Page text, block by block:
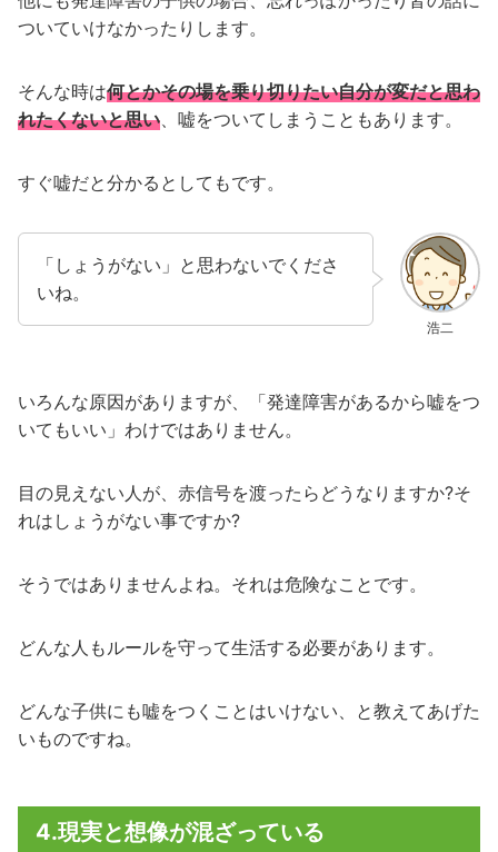
ついていけなかったりします。
そんな時は何とかその場を乗り切りたい自分が変だと思わ
れたくないと思い、嘘をついてしまうこともあります。
すぐ嘘だと分かるとしてもです。
浩二
「しょうがない」と思わないでくださ
いね。
いろんな原因がありますが、「発達障害があるから嘘をつ
いてもいい」わけではありません。
目の見えない人が、赤信号を渡ったらどうなりますか?そ
れはしょうがない事ですか?
そうではありませんよね。それは危険なことです。
どんな人もルールを守って生活する必要があります。
どんな子供にも嘘をつくことはいけない、と教えてあげた
いものですね。
4.現実と想像が混ざっている